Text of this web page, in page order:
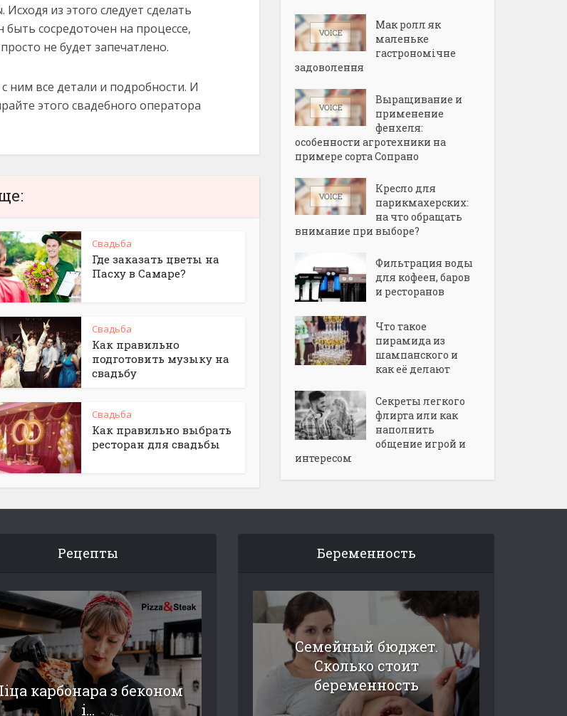
из этого следует сделать
сосредоточен на процессе,
не будет запечатлено.
ним все детали и подробности. И
этого свадебного оператора
Свадьба
Где заказать цветы на
Пасху в Самаре?
Свадьба
Как правильно
подготовить музыку на
свадьбу
Свадьба
Как правильно выбрать
ресторан для свадьбы
Мак ролл як
маленьке
гастрономічне
задоволення
Выращивание и
применение
фенхеля:
особенности агротехники на
примере сорта Сопрано
Кресло для
парикмахерских:
на что обращать
внимание при выборе?
Фильтрация воды
для кофеен, баров
и ресторанов
Что такое
пирамида из
шампанского и
как её делают
Секреты легкого
флирта или как
наполнить
общение игрой и
интересом
Рецепты
карбонара з беконом
і...
Беременность
Семейный бюджет.
Сколько стоит
беременность